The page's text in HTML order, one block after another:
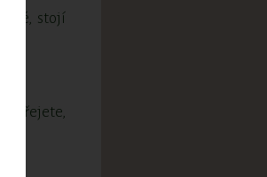
stojí
přejete,